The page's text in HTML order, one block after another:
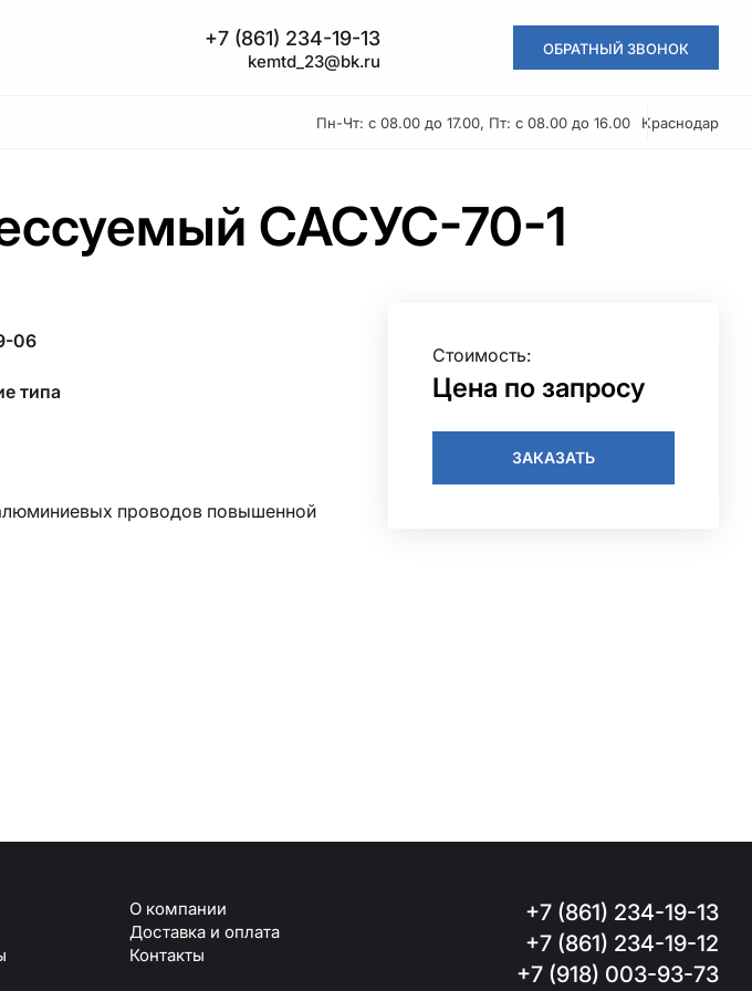
+7 (861) 234-19-13
kemtd_23@bk.ru
ОБРАТНЫЙ ЗВОНОК
Пн-Чт: с 08.00 до 17.00, Пт: с 08.00 до 16.00 Краснодар
САСУС-70-1
06
типа
проводов повышенной
Стоимость:
Цена по запросу
ЗАКАЗАТЬ
О компании
Доставка и оплата
Контакты
+7 (861) 234-19-13
+7 (861) 234-19-12
+7 (918) 003-93-73